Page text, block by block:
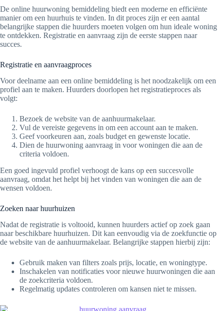
De online huurwoning bemiddeling biedt een moderne en efficiënte
manier om een huurhuis te vinden. In dit proces zijn er een aantal
belangrijke stappen die huurders moeten volgen om hun ideale woning
te ontdekken. Registratie en aanvraag zijn de eerste stappen naar
succes.
Registratie en aanvraagproces
Voor deelname aan een online bemiddeling is het noodzakelijk om een
profiel aan te maken. Huurders doorlopen het registratieproces als
volgt:
Bezoek de website van de aanhuurmakelaar.
Vul de vereiste gegevens in om een account aan te maken.
Geef voorkeuren aan, zoals budget en gewenste locatie.
Dien de huurwoning aanvraag in voor woningen die aan de
criteria voldoen.
Een goed ingevuld profiel verhoogt de kans op een succesvolle
aanvraag, omdat het helpt bij het vinden van woningen die aan de
wensen voldoen.
Zoeken naar huurhuizen
Nadat de registratie is voltooid, kunnen huurders actief op zoek gaan
naar beschikbare huurhuizen. Dit kan eenvoudig via de zoekfunctie op
de website van de aanhuurmakelaar. Belangrijke stappen hierbij zijn:
Gebruik maken van filters zoals prijs, locatie, en woningtype.
Inschakelen van notificaties voor nieuwe huurwoningen die aan
de zoekcriteria voldoen.
Regelmatig updates controleren om kansen niet te missen.